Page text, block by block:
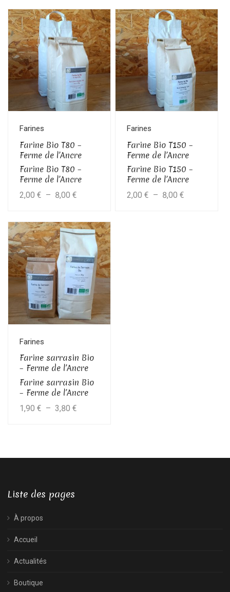
prix :
2,00 €
8,00 €
prix :
2,00 €
8,00 €
Farines
Farine Bio T80 –
Ferme de l’Ancre
Farine Bio T80 –
Ferme de l’Ancre
2,00 € – 8,00 €
prix :
2,00 €
à
8,00 €
Ce
produit
a
plusieurs
variations.
Les
peuvent
être
choisies
page
Farines
Farine Bio T150 –
Ferme de l’Ancre
Farine Bio T150 –
Ferme de l’Ancre
2,00 € – 8,00 €Plage
Ce
produit
a
plusieurs
variations.
Les
options
peuvent
être
choisies
page
Farines
Farine sarrasin Bio
– Ferme de l’Ancre
Farine sarrasin Bio
– Ferme de l’Ancre
1,90 € – 3,80 €
Ce
produit
a
plusieurs
variations.
Les
options
peuvent
être
choisies
page
Liste des pages
À propos
Accueil
Actualités
Boutique